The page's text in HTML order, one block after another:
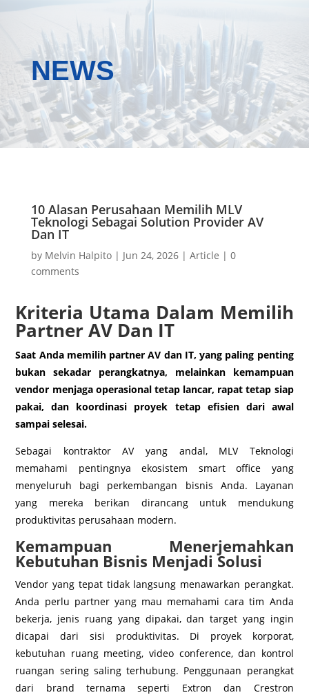
NEWS
10 Alasan Perusahaan Memilih MLV
Teknologi Sebagai Solution Provider AV
Dan IT
by Melvin Halpito| Jun 24, 2026| Article | 0
comments
Kriteria Utama Dalam Memilih
Partner AV Dan IT
Saat Anda memilih partner AV dan IT, yang paling penting
bukan sekadar perangkatnya, melainkan kemampuan
vendor menjaga operasional tetap lancar, rapat tetap siap
pakai, dan koordinasi proyek tetap efisien dari awal
sampai selesai.
Sebagai kontraktor AV yang andal, MLV Teknologi
memahami pentingnya ekosistem smart office yang
menyeluruh bagi perkembangan bisnis Anda. Layanan
yang mereka berikan dirancang untuk mendukung
produktivitas perusahaan modern.
Kemampuan Menerjemahkan
Kebutuhan Bisnis Menjadi Solusi
Vendor yang tepat tidak langsung menawarkan perangkat.
Anda perlu partner yang mau memahami cara tim Anda
bekerja, jenis ruang yang dipakai, dan target yang ingin
dicapai dari sisi produktivitas. Di proyek korporat,
kebutuhan ruang meeting, video conference, dan kontrol
ruangan sering saling terhubung. Penggunaan perangkat
dari brand ternama seperti Extron dan Crestron